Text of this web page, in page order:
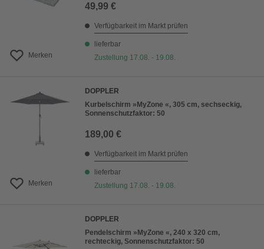
Merken
49,99 €
Verfügbarkeit im Markt prüfen
lieferbar
Zustellung 17.08. - 19.08.
Merken
DOPPLER
Kurbelschirm »MyZone «, 305 cm, sechseckig,
Sonnenschutzfaktor: 50
189,00 €
Verfügbarkeit im Markt prüfen
lieferbar
Zustellung 17.08. - 19.08.
DOPPLER
Pendelschirm »MyZone «, 240 x 320 cm,
rechteckig, Sonnenschutzfaktor: 50